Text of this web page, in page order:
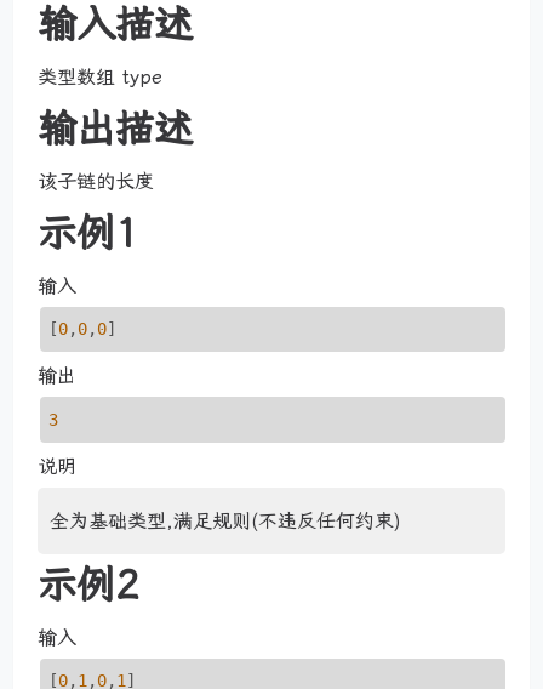
输入描述
类型数组 type
输出描述
该子链的长度
示例1
输入
[0, 0, 0]
输出
3
说明
全为基础类型,满足规则(不违反任何约束)
示例2
输入
[0, 1 , 0, 1 ]